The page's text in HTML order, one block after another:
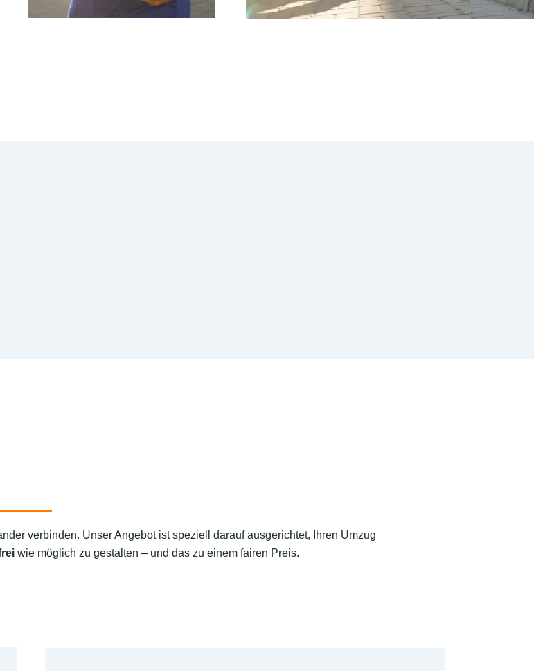
verbinden. Unser Angebot ist speziell darauf ausgerichtet, Ihren Umzug
wie möglich zu gestalten – und das zu einem fairen Preis.